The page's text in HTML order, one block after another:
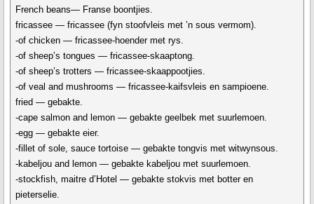
French beans— Franse boontjies.
fricassee — fricassee (fyn stoofvleis met ’n sous vermom).
-of chicken — fricassee-hoender met rys.
-of sheep’s tongues — fricassee-skaaptong.
-of sheep’s trotters — fricassee-skaappootjies.
-of veal and mushrooms — fricassee-kaifsvleis en sampioene.
fried — gebakte.
-cape salmon and lemon — gebakte geelbek met suurlemoen.
-egg — gebakte eier.
-fillet of sole, sauce tortoise — gebakte tongvis met witwynsous.
-kabeljou and lemon — gebakte kabeljou met suurlemoen.
-stockfish, maitre d’Hotel — gebakte stokvis met botter en
pieterselie.